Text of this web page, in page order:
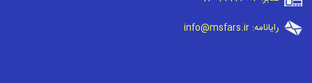
رایانامه:info@msfars.ir